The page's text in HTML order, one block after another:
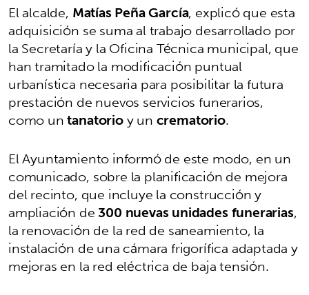
El alcalde, Matías Peña García, explicó que esta
adquisición se suma al trabajo desarrollado por
la Secretaría y la Oficina Técnica municipal, que
han tramitado la modificación puntual
urbanística necesaria para posibilitar la futura
prestación de nuevos servicios funerarios,
como untanatorioy uncrematorio.
El Ayuntamiento informó de este modo, en un
comunicado, sobre la planificación de mejora
del recinto, que incluye la construcción y
ampliación de300 nuevas unidades funerarias,
la renovación de la red de saneamiento, la
instalación de una cámara frigorífica adaptada y
mejoras en la red eléctrica de baja tensión.